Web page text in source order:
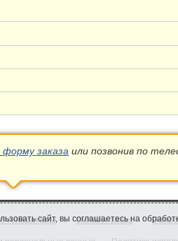
форму заказа или позвонив по
генераторы Онлайн-заказ
сайт, вы соглашаетесь на